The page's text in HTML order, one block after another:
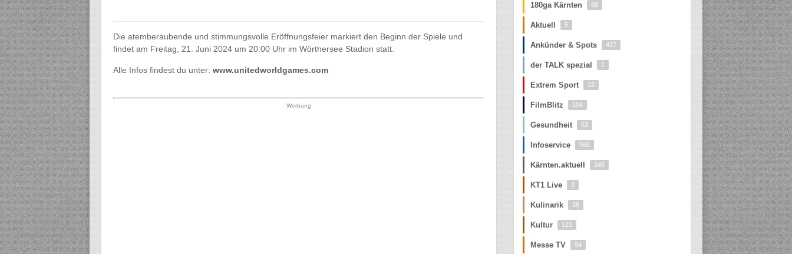
Die atemberaubende und stimmungsvolle Eröffnungsfeier markiert den Beginn der Spiele und
findet am Freitag, 21. Juni 2024 um 20:00 Uhr im Wörthersee Stadion statt.
Alle Infos findest du unter: www.unitedworldgames.com
Werbung
180ga Kärnten 68
Aktuell 5
Ankünder & Spots 417
der TALK spezial 1
Extrem Sport 22
FilmBlitz 194
Gesundheit 63
Infoservice 560
Kärnten.aktuell 245
KT1 Live 3
Kulinarik 36
Kultur 121
Messe TV 94